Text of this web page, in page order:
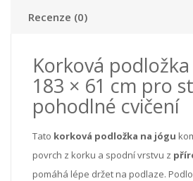
Recenze (0)
Korková
183 × 61 cm pro
pohodlné cvičení
Tato korková podložka na jógu
povrch z korku a spodní vrstvu z
pomáhá lépe držet na podlaze.